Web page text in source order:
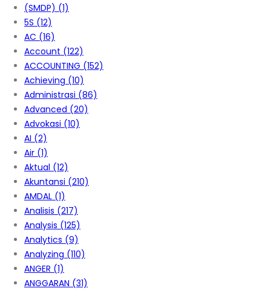
(SMDP) (1)
5S (12)
AC (16)
Account (122)
ACCOUNTING (152)
Achieving (10)
Administrasi (86)
Advanced (20)
Advokasi (10)
AI (2)
Air (1)
Aktual (12)
Akuntansi (210)
AMDAL (1)
Analisis (217)
Analysis (125)
Analytics (9)
Analyzing (110)
ANGER (1)
ANGGARAN (31)